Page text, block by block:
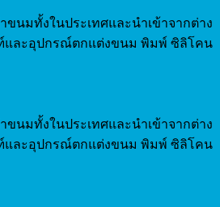
ขนมทั้งในประเทศและนำเข้าจากต่าง
และอุปกรณ์ตกแต่งขนม พิมพ์ ซิลิโคน
ขนมทั้งในประเทศและนำเข้าจากต่าง
และอุปกรณ์ตกแต่งขนม พิมพ์ ซิลิโคน